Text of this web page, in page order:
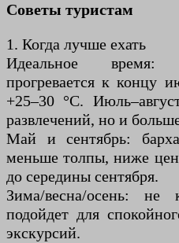
Советы туристам
1. Когда лучше ехать
Идеальное время:
прогревается к концу
+25–30 °C.
развлечений, но и
Май и сентябрь:
меньше толпы, ниже
до середины сентября.
Зима/весна/осень:
подойдет для
экскурсий.